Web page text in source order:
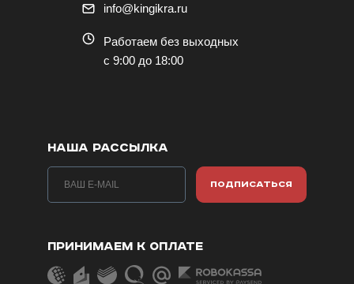
info@kingikra.ru
Работаем без выходных
с 9:00 до 18:00
НАША РАССЫЛКА
ПОДПИСАТЬСЯ
ПРИНИМАЕМ К ОПЛАТЕ